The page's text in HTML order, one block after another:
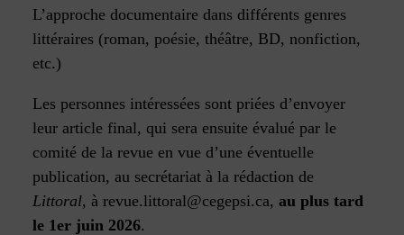
L’approche documentaire dans différents genres
littéraires (roman, poésie, théâtre, BD, nonfiction,
etc.)
Les personnes intéressées sont priées d’envoyer
leur article final, qui sera ensuite évalué par le
comité de la revue en vue d’une éventuelle
publication, au secrétariat à la rédaction de
Littoral, à revue.littoral@cegepsi.ca, au plus tard
le 1er juin 2026.